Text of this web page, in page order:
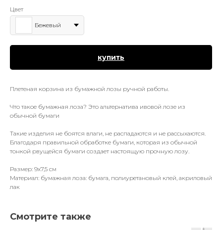
Цвет
Бежевый
купить
Плетеная корзина из бумажной лозы ручной работы.
Что такое бумажная лоза? Это альтернатива ивовой лозе из
обычной бумаги
Такие изделия не боятся влаги, не распадаются и не рассыхаются.
Благодаря правильной обработке бумаги, которая из обычной
тонкой рвущейся бумаги создает настоящую прочную лозу.
Размер: 9х7,5 см
Материал: бумажная лоза: бумага, полиуретановый клей, акриловый
лак
Смотрите также